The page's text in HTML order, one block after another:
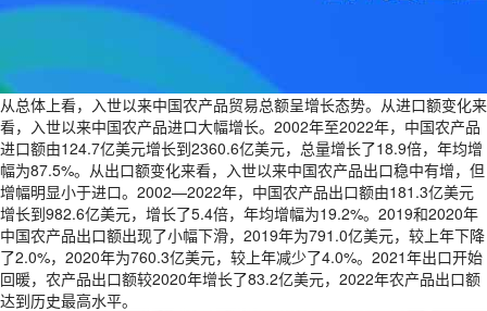
从总体上看，入世以来中国农产品贸易总额呈增长态势。从进口额变化来
看，入世以来中国农产品进口大幅增长。2002年至2022年，中国农产品
进口额由124.7亿美元增长到2360.6亿美元，总量增长了18.9倍，年均增
幅为87.5%。从出口额变化来看，入世以来中国农产品出口稳中有增，但
增幅明显小于进口。2002—2022年，中国农产品出口额由181.3亿美元
增长到982.6亿美元，增长了5.4倍，年均增幅为19.2%。2019和2020年
中国农产品出口额出现了小幅下滑，2019年为791.0亿美元，较上年下降
了2.0%，2020年为760.3亿美元，较上年减少了4.0%。2021年出口开始
回暖，农产品出口额较2020年增长了83.2亿美元，2022年农产品出口额
达到历史最高水平。